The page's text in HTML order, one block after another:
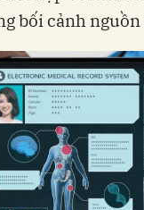
bối cảnh